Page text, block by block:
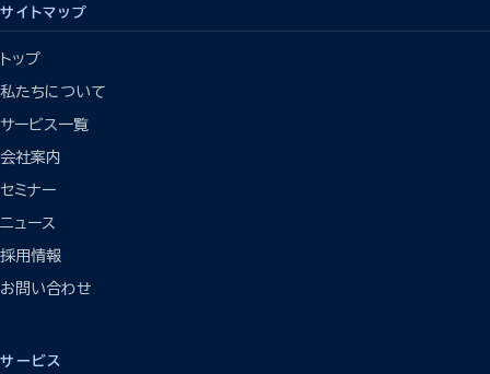
サイトマップ
トップ
私たちについて
サービス一覧
会社案内
セミナー
ニュース
採用情報
お問い合わせ
サービス